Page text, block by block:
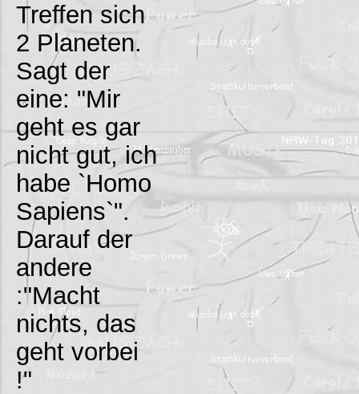
Treffen sich
2 Planeten.
Sagt der
eine: "Mir
geht es gar
nicht gut, ich
habe `Homo
Sapiens`".
Darauf der
andere
:"Macht
nichts, das
geht vorbei
!"